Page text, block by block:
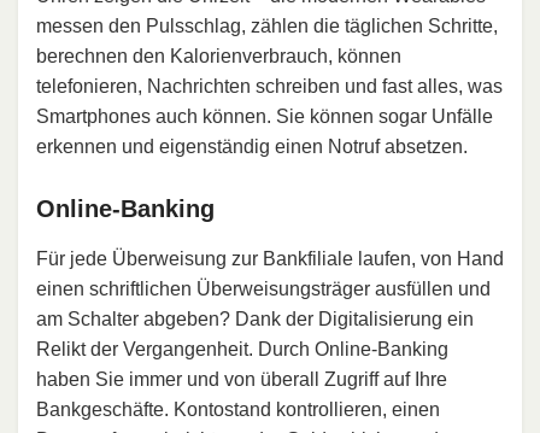
messen den Pulsschlag, zählen die täglichen Schritte,
berechnen den Kalorienverbrauch, können
telefonieren, Nachrichten schreiben und fast alles, was
Smartphones auch können. Sie können sogar Unfälle
erkennen und eigenständig einen Notruf absetzen.
Online-Banking
Für jede Überweisung zur Bankfiliale laufen, von Hand
einen schriftlichen Überweisungsträger ausfüllen und
am Schalter abgeben? Dank der Digitalisierung ein
Relikt der Vergangenheit. Durch Online-Banking
haben Sie immer und von überall Zugriff auf Ihre
Bankgeschäfte. Kontostand kontrollieren, einen